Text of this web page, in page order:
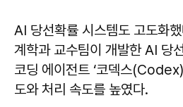
AI 당선확률 시스템도 고도화
계학과 교수팀이 개발한 AI 당
코딩 에이전트 ‘코덱스
도와 처리 속도를 높였다.